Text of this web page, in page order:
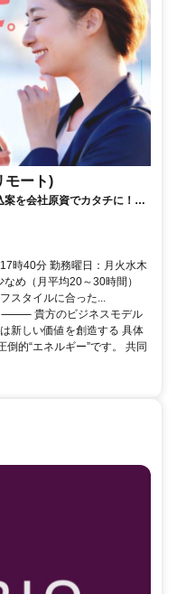
モート)
案を会社原資でカタチに！最
時40分 勤務曜日：月火水木
め（月平均20～30時間）
スタイルに合った...
貴方のビジネスモデル
新しい価値を創造する 具体
倒的“エネルギー”です。 共同